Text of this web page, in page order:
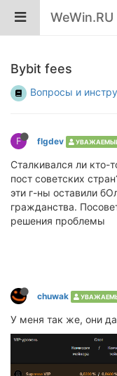
WeWin.RU
Bybit fees
Вопросы и
F flgdev
Сталкивался ли кто-
пост советских
эти г-ны оставили
гражданства.
решения проблемы
chuwak
У меня так же, они